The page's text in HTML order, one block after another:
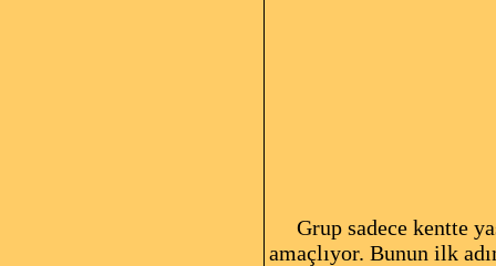
Grup sadece kentte
amaçlıyor. Bunun ilk